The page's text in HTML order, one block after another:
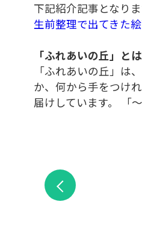
下記紹介記事となり
生前整理で出てきた
「ふれあいの丘」と
「ふれあいの丘」は
か、何から手をつけ
届けしています。 「